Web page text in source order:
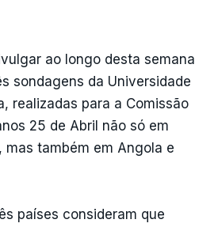
ao longo desta semana
sondagens da Universidade
realizadas para a Comissão
25 de Abril não só em
também em Angola e
países consideram que